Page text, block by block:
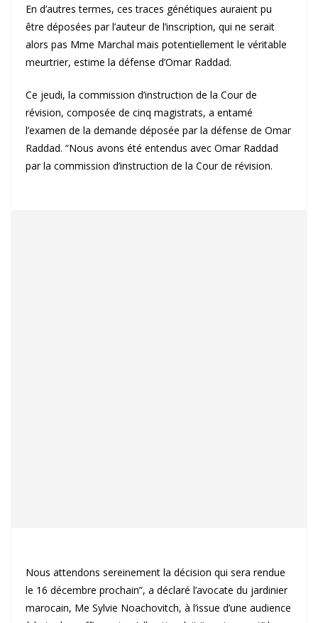
En d’autres termes, ces traces génétiques auraient pu
être déposées par l’auteur de l’inscription, qui ne serait
alors pas Mme Marchal mais potentiellement le véritable
meurtrier, estime la défense d’Omar Raddad.
Ce jeudi, la commission d’instruction de la Cour de
révision, composée de cinq magistrats, a entamé
l’examen de la demande déposée par la défense de Omar
Raddad. “Nous avons été entendus avec Omar Raddad
par la commission d’instruction de la Cour de révision.
Nous attendons sereinement la décision qui sera rendue
le 16 décembre prochain”, a déclaré l’avocate du jardinier
marocain, Me Sylvie Noachovitch, à l’issue d’une audience